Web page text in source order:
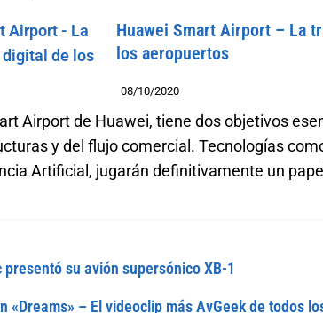
Huawei Smart Airport – La
los aeropuertos
08/10/2020
Airport de Huawei, tiene dos objetivos
y del flujo comercial. Tecnologías
Artificial, jugarán definitivamente un
presentó su avión supersónico XB-1
«Dreams» – El videoclip más AvGeek de todos